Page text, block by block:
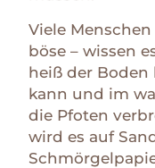
Viele
böse – wissen
heiß der Boden
kann und im
die Pfoten
wird es auf